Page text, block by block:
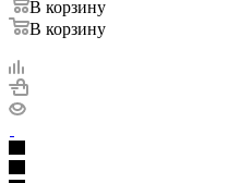
В корзину
В корзину